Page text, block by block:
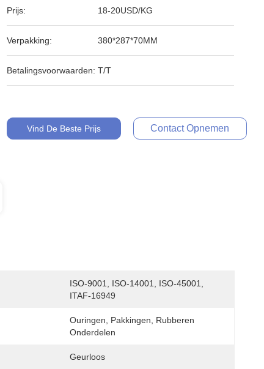
Prijs: 18-20USD/KG
Verpakking: 380*287*70MM
Betalingsvoorwaarden: T/T
Vind De Beste Prijs Contact Opnemen
ISO-9001, ISO-14001, ISO-45001,
ITAF-16949
Ouringen, Pakkingen, Rubberen
Onderdelen
Geurloos